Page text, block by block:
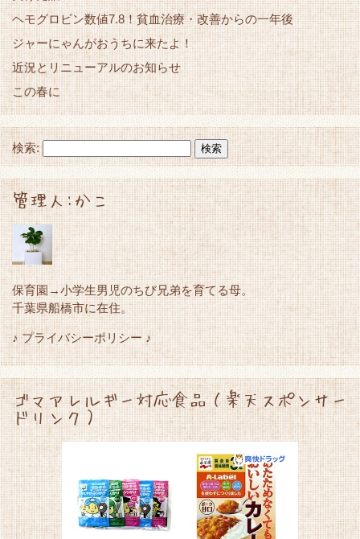
ヘモグロビン数値7.8！貧血治療・改善からの一年後
ジャーにゃんがおうちに来たよ！
近況とリニューアルのお知らせ
この春に
検索:
管理人:かこ
保育園→小学生男児のちび兄弟を育てる母。
千葉県船橋市に在住。
♪ プライバシーポリシー ♪
ゴマアレルギー対応食品（楽天スポンサー
ドリンク）